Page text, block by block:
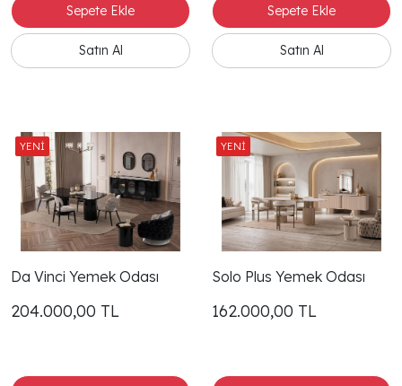
Da Vinci Yemek Odası
204.000,00 TL
Solo Plus Yemek Odası
162.000,00 TL